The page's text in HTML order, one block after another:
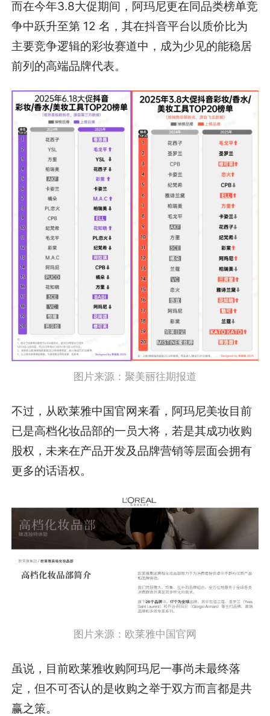
而在今年3.8大促期间，阿玛尼更在同品类榜单竞
争中跃升至第 12 名，其在抖音平台以质价比为
主要竞争逻辑的彩妆赛道中，成为少见的能稳居
前列的高端品牌代表。
图片来源：聚美丽往期报道
不过，从欧莱雅中国官网来看，阿玛尼美妆目前
已是高档化妆品部的一员大将，若是其成功收购
股权，未来在产品开发及品牌营销等层面会拥有
更多的话语权。
图片来源：欧莱雅中国官网
虽说，目前欧莱雅收购阿玛尼一事尚未最终落
定，但不可否认的是收购之举于双方而言都是共
赢之策。